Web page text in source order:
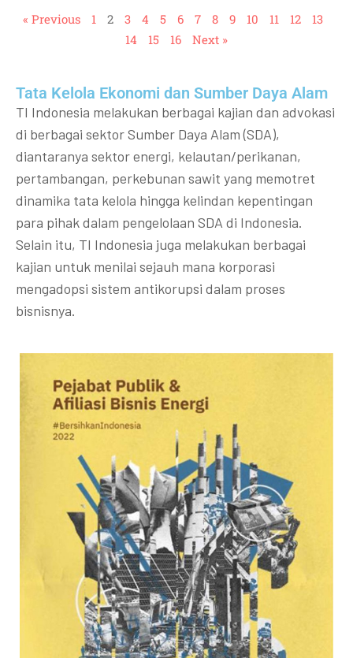
« Previous 1 2 3 4 5 6 7 8 9 10 11 12
13
14
15 16 Next »
Tata Kelola Ekonomi dan Sumber Daya Alam
TI Indonesia melakukan berbagai kajian dan advokasi
di berbagai sektor Sumber Daya Alam (SDA),
diantaranya sektor energi, kelautan/perikanan,
pertambangan, perkebunan sawit yang memotret
dinamika tata kelola hingga kelindan kepentingan
para pihak dalam pengelolaan SDA di Indonesia.
Selain itu, TI Indonesia juga melakukan berbagai
kajian untuk menilai sejauh mana korporasi
mengadopsi sistem antikorupsi dalam proses
bisnisnya.